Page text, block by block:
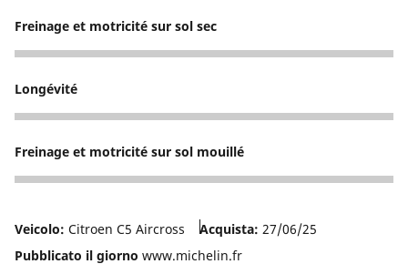
Freinage et motricité sur sol sec
5
Longévité
4
Freinage et motricité sur sol mouillé
1
Veicolo: Citroen C5 Aircross Acquista: 27/06/25
Pubblicato il giorno www.michelin.fr